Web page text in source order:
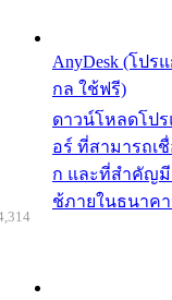
AnyDesk (โปร
กล ใช้ฟรี)
ดาวน์โหลดโป
อร์ ที่สามารถเ
ก และที่สำคัญมี
ช้ภายในธนาค